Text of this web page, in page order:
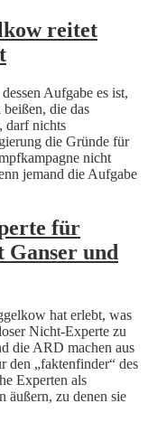
reitet
Aufgabe es ist,
die das
darf nichts
die Gründe für
nicht
jemand die Aufgabe
für
und
hat erlebt, was
Nicht-Experte zu
die ARD machen aus
den „faktenfinder“ des
Experten als
äußern, zu denen sie